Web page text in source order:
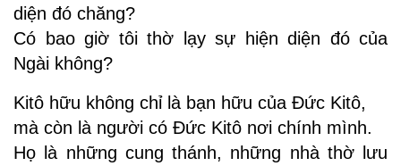
diện đó chăng?
Có bao giờ tôi thờ lạy sự hiện diện đó của
Ngài không?
Kitô hữu không chỉ là bạn hữu của Ðức Kitô,
mà còn là người có Ðức Kitô nơi chính mình.
Họ là những cung thánh, những nhà thờ lưu